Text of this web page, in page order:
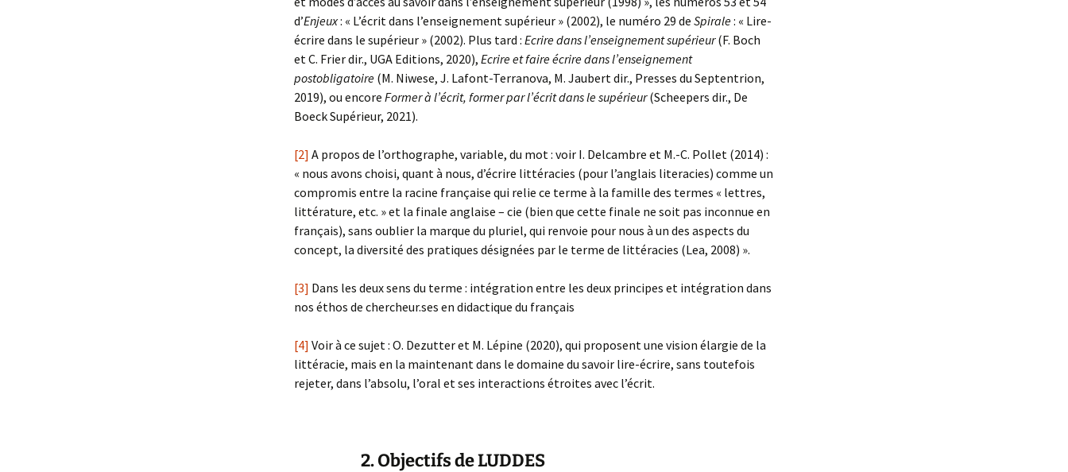
d’Enjeux: « L’écrit dans l’enseignement supérieur » (2002), le numéro 29 de Spirale: « Lire-
écrire dans le supérieur » (2002). Plus tard : Ecrire dans l’enseignement supérieur(F. Boch
et C. Frier dir., UGA Editions, 2020), Ecrire et faire écrire dans l’enseignement
postobligatoire (M. Niwese, J. Lafont-Terranova, M. Jaubert dir., Presses du Septentrion,
2019), ou encore Former à l’écrit, former par l’écrit dans le supérieur(Scheepers dir., De
Boeck Supérieur, 2021).
[2] A propos de l’orthographe, variable, du mot : voir I. Delcambre et M.-C. Pollet (2014) :
« nous avons choisi, quant à nous, d’écrire littéracies (pour l’anglais literacies) comme un
compromis entre la racine française qui relie ce terme à la famille des termes « lettres,
littérature, etc. » et la finale anglaise – cie (bien que cette finale ne soit pas inconnue en
français), sans oublier la marque du pluriel, qui renvoie pour nous à un des aspects du
concept, la diversité des pratiques désignées par le terme de littéracies (Lea, 2008) ».
[3] Dans les deux sens du terme : intégration entre les deux principes et intégration dans
nos éthos de chercheur.ses en didactique du français
[4] Voir à ce sujet : O. Dezutter et M. Lépine (2020), qui proposent une vision élargie de la
littéracie, mais en la maintenant dans le domaine du savoir lire-écrire, sans toutefois
rejeter, dans l’absolu, l’oral et ses interactions étroites avec l’écrit.
2. Objectifs de LUDDES